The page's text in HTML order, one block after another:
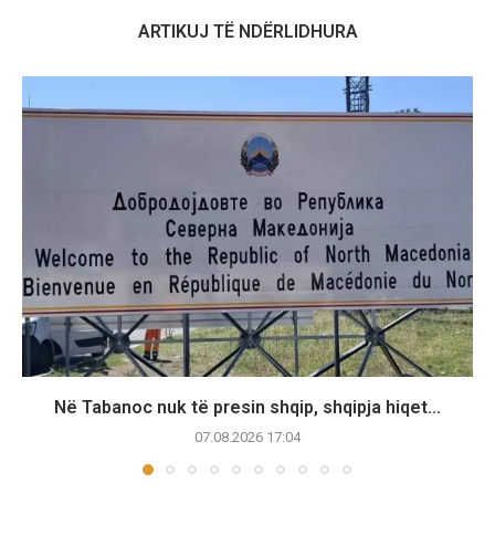
ARTIKUJ TË NDËRLIDHURA
Në Tabanoc nuk të presin shqip, shqipja hiqet...
07.08.2026 17:04